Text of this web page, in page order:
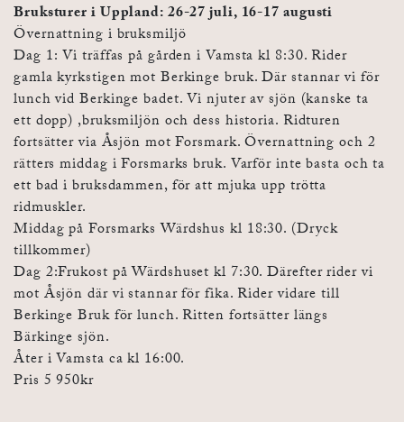
Bruksturer i Uppland: 26-27 juli, 16-17 augusti
Övernattning i bruksmiljö
Dag 1: Vi träffas på gården i Vamsta kl 8:30. Rider
gamla kyrkstigen mot Berkinge bruk. Där stannar vi för
lunch vid Berkinge badet. Vi njuter av sjön (kanske ta
ett dopp) ,bruksmiljön och dess historia. Ridturen
fortsätter via Åsjön mot Forsmark. Övernattning och 2
rätters middag i Forsmarks bruk. Varför inte basta och ta
ett bad i bruksdammen, för att mjuka upp trötta
ridmuskler.
Middag på Forsmarks Wärdshus kl 18:30. (Dryck
tillkommer)
Dag 2:Frukost på Wärdshuset kl 7:30. Därefter rider vi
mot Åsjön där vi stannar för fika. Rider vidare till
Berkinge Bruk för lunch. Ritten fortsätter längs
Bärkinge sjön.
Åter i Vamsta ca kl 16:00.
Pris 5 950kr